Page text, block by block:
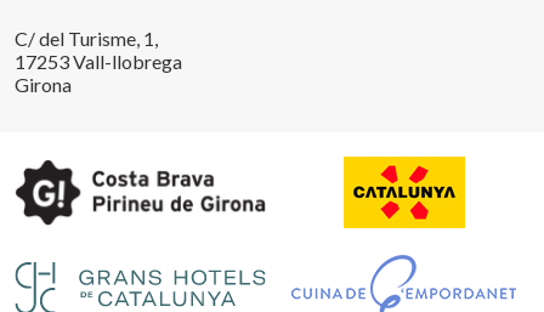
C/ del Turisme, 1,
17253 Vall-llobrega
Girona
Guardar configuració Acceptar totes